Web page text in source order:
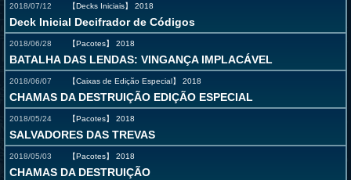
2018/07/12 【Decks Iniciais】 2018
Deck Inicial Decifrador de Códigos
2018/06/28 【Pacotes】 2018
BATALHA DAS LENDAS: VINGANÇA IMPLACÁVEL
2018/06/07 【Caixas de Edição Especial】 2018
CHAMAS DA DESTRUIÇÃO EDIÇÃO ESPECIAL
2018/05/24 【Pacotes】 2018
SALVADORES DAS TREVAS
2018/05/03 【Pacotes】 2018
CHAMAS DA DESTRUIÇÃO